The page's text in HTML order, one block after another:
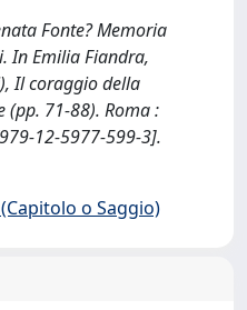
Fonte? Memoria
In Emilia Fiandra,
Il coraggio della
(pp. 71-88). Roma :
12-5977-599-3].
o Saggio)